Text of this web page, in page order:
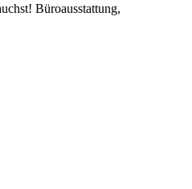
Büroausstattung,